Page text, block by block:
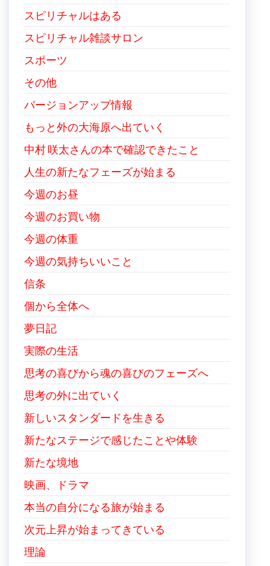
スピリチャルはある
スピリチャル雑談サロン
スポーツ
その他
バージョンアップ情報
もっと外の大海原へ出ていく
中村 咲太さんの本で確認できたこと
人生の新たなフェーズが始まる
今週のお昼
今週のお買い物
今週の体重
今週の気持ちいいこと
信条
個から全体へ
夢日記
実際の生活
思考の喜びから魂の喜びのフェーズへ
思考の外に出ていく
新しいスタンダードを生きる
新たなステージで感じたことや体験
新たな境地
映画、ドラマ
本当の自分になる旅が始まる
次元上昇が始まってきている
理論